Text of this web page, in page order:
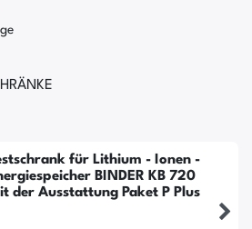
für Lithium - Ionen -
BINDER KB 720
der Ausstattung Paket P Plus